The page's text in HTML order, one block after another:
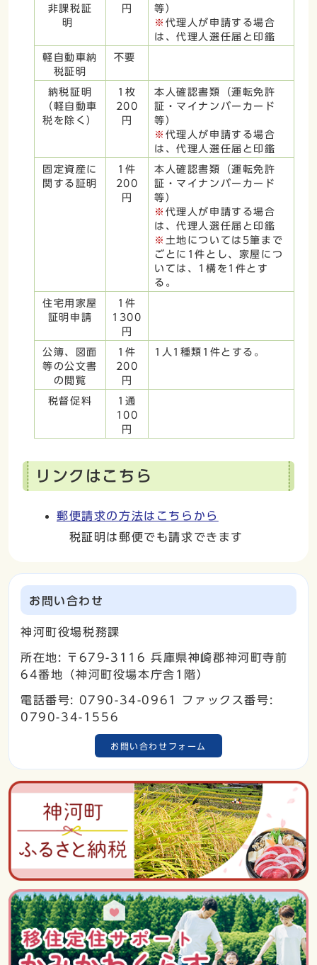
非課税証
明
円
等）
※ 代理人が申請する場合
は、代理人選任届と印鑑
軽自動車納
税証明
不要
納税証明
（軽自動車
税を除く）
1枚
200
円
本人確認書類（運転免許
証・マイナンバーカード
等）
※ 代理人が申請する場合
は、代理人選任届と印鑑
固定資産に
関する証明
1件
200
円
本人確認書類（運転免許
証・マイナンバーカード
等）
※ 代理人が申請する場合
は、代理人選任届と印鑑
※ 土地については5筆まで
ごとに1件とし、家屋につ
いては、1構を1件とす
る。
住宅用家屋
証明申請
1件
1300
円
公簿、図面
等の公文書
の閲覧
1件
200
円
1人1種類1件とする。
税督促料
1通
100
円
リンクはこちら
郵便請求の方法はこちらから
税証明は郵便でも請求できます
お問い合わせ
神河町役場税務課
所在地: 〒679-3116 兵庫県神崎郡神河町寺前
64番地（神河町役場本庁舎1階）
電話番号: 0790-34-0961 ファックス番号:
0790-34-1556
お問い合わせフォーム